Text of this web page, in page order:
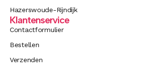
Hazerswoude-Rijndijk
Klantenservice
Contactformulier
Bestellen
Verzenden